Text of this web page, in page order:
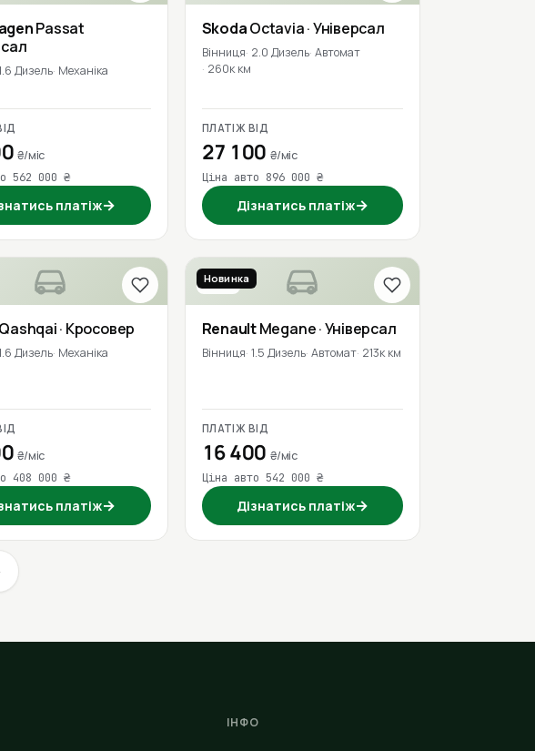
Passat
Дизель Механіка
₴/міс
562 000 ₴
платіж→
SkodaOctavia· Універсал
Вінниця 2.0 Дизель Автомат
260к км
ПЛАТІЖ ВІД
27 100 ₴/міс
Ціна авто 896 000 ₴
Дізнатись платіж→
Qashqai· Кросовер
Дизель Механіка
₴/міс
408 000 ₴
платіж→
2016
Новинка
RenaultMegane· Універсал
Вінниця 1.5 Дизель Автомат 213к км
ПЛАТІЖ ВІД
16 400 ₴/міс
Ціна авто 542 000 ₴
Дізнатись платіж→
ІНФО